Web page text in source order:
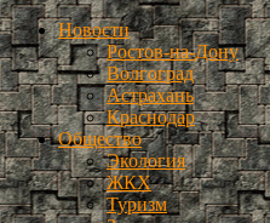
Новости
Ростов-на-Дону
Волгоград
Астрахань
Краснодар
Общество
Экология
ЖКХ
Туризм